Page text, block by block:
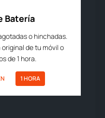
Batería
o hinchadas.
de tu móvil o
de 1 hora.
1 HORA